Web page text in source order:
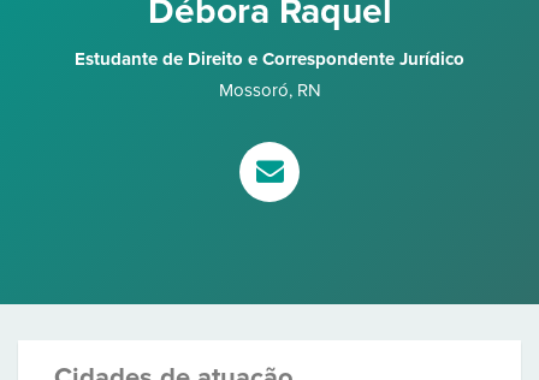
Débora Raquel
Estudante de Direito e Correspondente Jurídico
Mossoró, RN